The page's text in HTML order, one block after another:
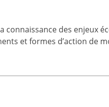
connaissance des enjeux
et formes d’action